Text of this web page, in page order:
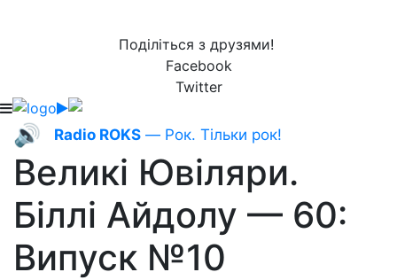
Поділіться з друзями!
Facebook
Twitter
🔊 Radio ROKS — Рок. Тільки рок!
Великі Ювіляри.
Біллі Айдолу — 60:
Випуск №10